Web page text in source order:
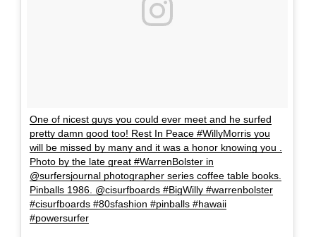
One of nicest guys you could ever meet and he surfed
pretty damn good too! Rest In Peace #WillyMorris you
will be missed by many and it was a honor knowing you .
Photo by the late great #WarrenBolster in
@surfersjournal photographer series coffee table books.
Pinballs 1986. @cisurfboards #BigWilly #warrenbolster
#cisurfboards #80sfashion #pinballs #hawaii
#powersurfer